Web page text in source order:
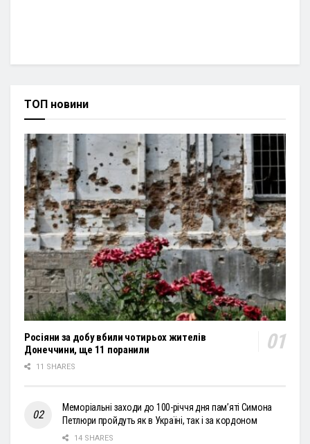
ТОП новини
Росіяни за добу вбили чотирьох жителів
Донеччини, ще 11 поранили
11 SHARES
Меморіальні заходи до 100-річчя дня пам’яті Симона
Петлюри пройдуть як в Україні, так і за кордоном
14 SHARES